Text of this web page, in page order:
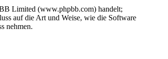
Limited (www.phpbb.com) handelt;
auf die Art und Weise, wie die Software
nehmen.